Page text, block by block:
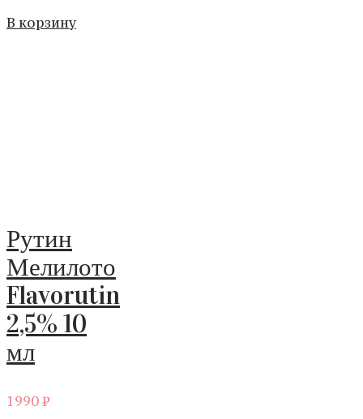
В корзину
Рутин
Мелилото
Flavorutin
2,5% 10
мл
1990₽